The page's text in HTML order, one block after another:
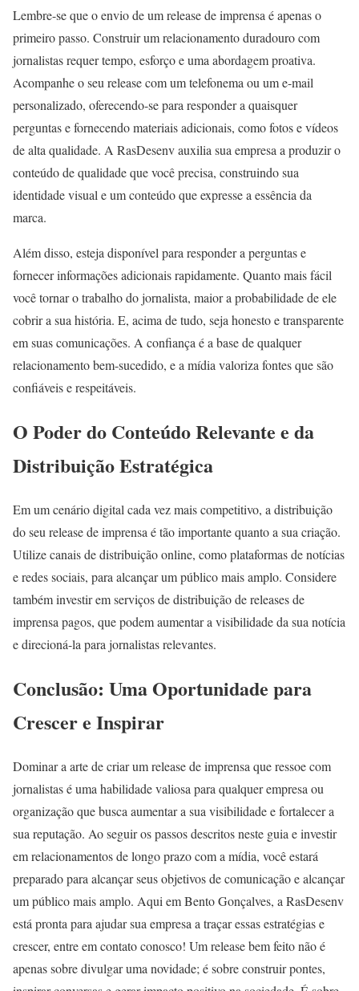
Lembre-se que o envio de um release de imprensa é apenas o
primeiro passo. Construir um relacionamento duradouro com
jornalistas requer tempo, esforço e uma abordagem proativa.
Acompanhe o seu release com um telefonema ou um e-mail
personalizado, oferecendo-se para responder a quaisquer
perguntas e fornecendo materiais adicionais, como fotos e vídeos
de alta qualidade. A RasDesenv auxilia sua empresa a produzir o
conteúdo de qualidade que você precisa, construindo sua
identidade visual e um conteúdo que expresse a essência da
marca.
Além disso, esteja disponível para responder a perguntas e
fornecer informações adicionais rapidamente. Quanto mais fácil
você tornar o trabalho do jornalista, maior a probabilidade de ele
cobrir a sua história. E, acima de tudo, seja honesto e transparente
em suas comunicações. A confiança é a base de qualquer
relacionamento bem-sucedido, e a mídia valoriza fontes que são
confiáveis e respeitáveis.
O Poder do Conteúdo Relevante e da
Distribuição Estratégica
Em um cenário digital cada vez mais competitivo, a distribuição
do seu release de imprensa é tão importante quanto a sua criação.
Utilize canais de distribuição online, como plataformas de notícias
e redes sociais, para alcançar um público mais amplo. Considere
também investir em serviços de distribuição de releases de
imprensa pagos, que podem aumentar a visibilidade da sua notícia
e direcioná-la para jornalistas relevantes.
Conclusão: Uma Oportunidade para
Crescer e Inspirar
Dominar a arte de criar um release de imprensa que ressoe com
jornalistas é uma habilidade valiosa para qualquer empresa ou
organização que busca aumentar a sua visibilidade e fortalecer a
sua reputação. Ao seguir os passos descritos neste guia e investir
em relacionamentos de longo prazo com a mídia, você estará
preparado para alcançar seus objetivos de comunicação e alcançar
um público mais amplo. Aqui em Bento Gonçalves, a RasDesenv
está pronta para ajudar sua empresa a traçar essas estratégias e
crescer, entre em contato conosco! Um release bem feito não é
apenas sobre divulgar uma novidade; é sobre construir pontes,